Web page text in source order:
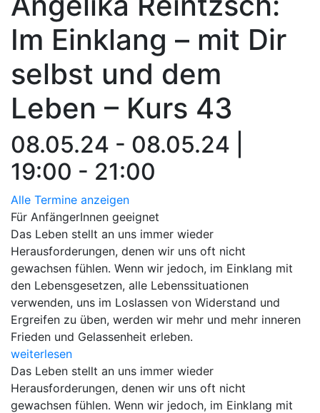
Im Einklang – mit Dir
selbst und dem
Leben – Kurs 43
08.05.24 - 08.05.24 |
19:00 - 21:00
Alle Termine anzeigen
Für AnfängerInnen geeignet
Das Leben stellt an uns immer wieder
Herausforderungen, denen wir uns oft nicht
gewachsen fühlen. Wenn wir jedoch, im Einklang mit
den Lebensgesetzen, alle Lebenssituationen
verwenden, uns im Loslassen von Widerstand und
Ergreifen zu üben, werden wir mehr und mehr inneren
Frieden und Gelassenheit erleben.
weiterlesen
Das Leben stellt an uns immer wieder
Herausforderungen, denen wir uns oft nicht
gewachsen fühlen. Wenn wir jedoch, im Einklang mit